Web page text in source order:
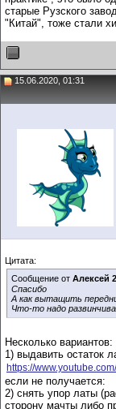
старые Рузского
"Китай", тоже стали
15.06.2020, 01:31
Цитата:
Сообщение от Алексей
Спасибо
А как вытащить
Что-то надо
Несколько вариантов:
1) выдавить остаток
https://
если не получается:
2) снять упор латы
сторону мачты либо